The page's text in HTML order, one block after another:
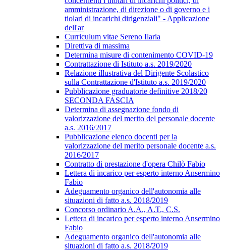
amministrazione, di direzione o di governo e i
tiolari di incarichi dirigenziali" - Applicazione
dell'ar
Curriculum vitae Sereno Ilaria
Direttiva di massima
Determina misure di contenimento COVID-19
Contrattazione di Istituto a.s. 2019/2020
Relazione illustrativa del Dirigente Scolastico
sulla Contrattazione d'Istituto a.s. 2019/2020
Pubblicazione graduatorie definitive 2018/20
SECONDA FASCIA
Determina di assegnazione fondo di
valorizzazione del merito del personale docente
a.s. 2016/2017
Pubblicazione elenco docenti per la
valorizzazione del merito personale docente a.s.
2016/2017
Contratto di prestazione d'opera Chilò Fabio
Lettera di incarico per esperto interno Ansermino
Fabio
Adeguamento organico dell'autonomia alle
situazioni di fatto a.s. 2018/2019
Concorso ordinario A.A., A.T., C.S.
Lettera di incarico per esperto interno Ansermino
Fabio
Adeguamento organico dell'autonomia alle
situazioni di fatto a.s. 2018/2019